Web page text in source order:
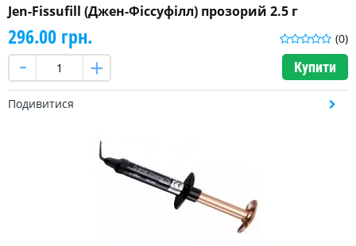
більше
Консистенція
Паста
(26)
Jen-Fissufill (Джен-Фіссуфілл) прозорий 2.5 г
(0)
296.00 грн.
Купити
Подивитися